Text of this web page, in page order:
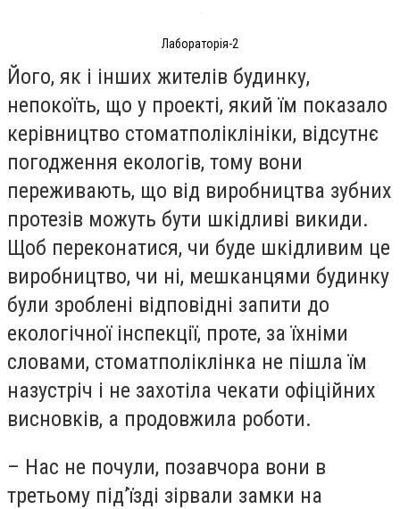
Лабораторія-2
Його, як і інших жителів будинку,
непокоїть, що у проекті, який їм показало
керівництво стоматполіклініки, відсутнє
погодження екологів, тому вони
переживають, що від виробництва зубних
протезів можуть бути шкідливі викиди.
Щоб переконатися, чи буде шкідливим це
виробництво, чи ні, мешканцями будинку
були зроблені відповідні запити до
екологічної інспекції, проте, за їхніми
словами, стоматполіклінка не пішла їм
назустріч і не захотіла чекати офіційних
висновків, а продовжила роботи.
– Нас не почули, позавчора вони в
третьому під’їзді зірвали замки на